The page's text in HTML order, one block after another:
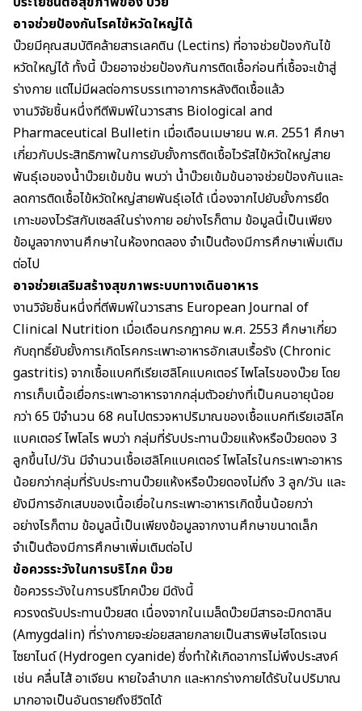
อาจช่วยป้องกันโรคไข้หวัดใหญ่ได้
บ๊วยมีคุณสมบัติคล้ายสารเลคติน (Lectins) ที่อาจช่วยป้องกันไข้
หวัดใหญ่ได้ ทั้งนี้ บ๊วยอาจช่วยป้องกันการติดเชื้อก่อนที่เชื้อจะเข้าสู่
ร่างกาย แต่ไม่มีผลต่อการบรรเทาอาการหลังติดเชื้อแล้ว
งานวิจัยชิ้นหนึ่งทีตีพิมพ์ในวารสาร Biological and
Pharmaceutical Bulletin เมื่อเดือนเมษายน พ.ศ. 2551 ศึกษา
เกี่ยวกับประสิทธิภาพในการยับยั้งการติดเชื้อไวรัสไข้หวัดใหญ่สาย
พันธุ์เอของน้ำบ๊วยเข้มข้น พบว่า น้ำบ๊วยเข้มข้นอาจช่วยป้องกันและ
ลดการติดเชื้อไข้หวัดใหญ่สายพันธุ์เอได้ เนื่องจากไปยับยั้งการยึด
เกาะของไวรัสกับเซลล์ในร่างกาย อย่างไรก็ตาม ข้อมูลนี้เป็นเพียง
ข้อมูลจากงานศึกษาในห้องทดลอง จำเป็นต้องมีการศึกษาเพิ่มเติม
ต่อไป
อาจช่วยเสริมสร้างสุขภาพระบบทางเดินอาหาร
งานวิจัยชิ้นหนึ่งที่ตีพิมพ์ในวารสาร European Journal of
Clinical Nutrition เมื่อเดือนกรกฎาคม พ.ศ. 2553 ศึกษาเกี่ยว
กับฤทธิ์ยับยั้งการเกิดโรคกระเพาะอาหารอักเสบเรื้อรัง (Chronic
gastritis) จากเชื้อแบคทีเรียเฮลิโคแบคเตอร์ ไพโลไรของบ๊วย โดย
การเก็บเนื้อเยื่อกระเพาะอาหารจากกลุ่มตัวอย่างที่เป็นคนอายุน้อย
กว่า 65 ปีจำนวน 68 คนไปตรวจหาปริมาณของเชื้อแบคทีเรียเฮลิโค
แบคเตอร์ ไพโลไร พบว่า กลุ่มที่รับประทานบ๊วยแห้งหรือบ๊วยดอง 3
ลูกขึ้นไป/วัน มีจำนวนเชื้อเฮลิโคแบคเตอร์ ไพโลไรในกระเพาะอาหาร
น้อยกว่ากลุ่มที่รับประทานบ๊วยแห้งหรือบ๊วยดองไม่ถึง 3 ลูก/วัน และ
ยังมีการอักเสบของเนื้อเยื่อในกระเพาะอาหารเกิดขึ้นน้อยกว่า
อย่างไรก็ตาม ข้อมูลนี้เป็นเพียงข้อมูลจากงานศึกษาขนาดเล็ก
จำเป็นต้องมีการศึกษาเพิ่มเติมต่อไป
ข้อควรระวังในการบริโภค บ๊วย
ข้อควรระวังในการบริโภคบ๊วย มีดังนี้
ควรงดรับประทานบ๊วยสด เนื่องจากในเมล็ดบ๊วยมีสารอะมิกดาลิน
(Amygdalin) ที่ร่างกายจะย่อยสลายกลายเป็นสารพิษไฮโดรเจน
ไซยาไนด์ (Hydrogen cyanide) ซึ่งทำให้เกิดอาการไม่พึงประสงค์
เช่น คลื่นไส้ อาเจียน หายใจลำบาก และหากร่างกายได้รับในปริมาณ
มากอาจเป็นอันตรายถึงชีวิตได้